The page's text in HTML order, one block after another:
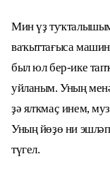
Мин үҙ
ваҡыттағыса
был юл бер-ике
уйланым. Уның
ҙә ялҡмаҫ инем,
Уның йөҙө ни
түгел.